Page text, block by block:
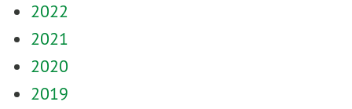
2022
2021
2020
2019